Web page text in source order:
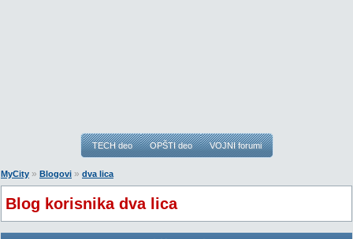
TECH deo OPŠTI deo VOJNI forumi
MyCity » Blogovi » dva lica
Blog korisnika dva lica